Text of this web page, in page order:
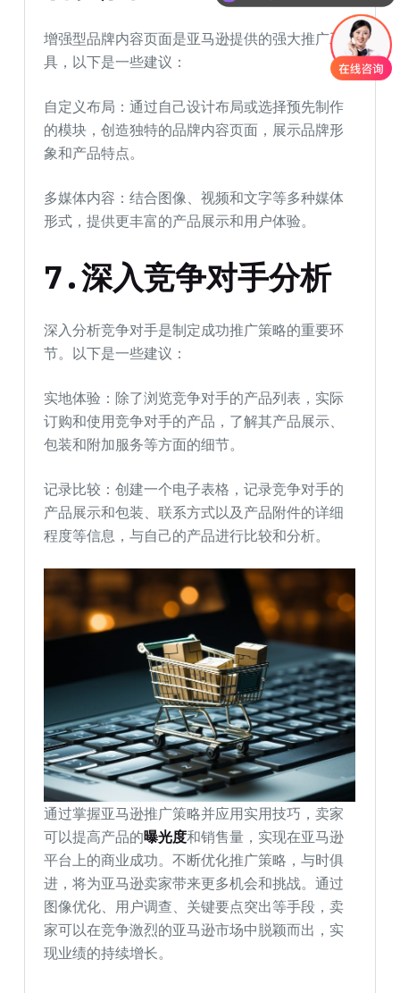
增强型品牌内容页面是亚马逊提供的强大推广工
具，以下是一些建议：
自定义布局：通过自己设计布局或选择预先制作
的模块，创造独特的品牌内容页面，展示品牌形
象和产品特点。
多媒体内容：结合图像、视频和文字等多种媒体
形式，提供更丰富的产品展示和用户体验。
7.深入竞争对手分析
深入分析竞争对手是制定成功推广策略的重要环
节。以下是一些建议：
实地体验：除了浏览竞争对手的产品列表，实际
订购和使用竞争对手的产品，了解其产品展示、
包装和附加服务等方面的细节。
记录比较：创建一个电子表格，记录竞争对手的
产品展示和包装、联系方式以及产品附件的详细
程度等信息，与自己的产品进行比较和分析。
通过掌握亚马逊推广策略并应用实用技巧，卖家
可以提高产品的曝光度和销售量，实现在亚马逊
平台上的商业成功。不断优化推广策略，与时俱
进，将为亚马逊卖家带来更多机会和挑战。通过
图像优化、用户调查、关键要点突出等手段，卖
家可以在竞争激烈的亚马逊市场中脱颖而出，实
现业绩的持续增长。